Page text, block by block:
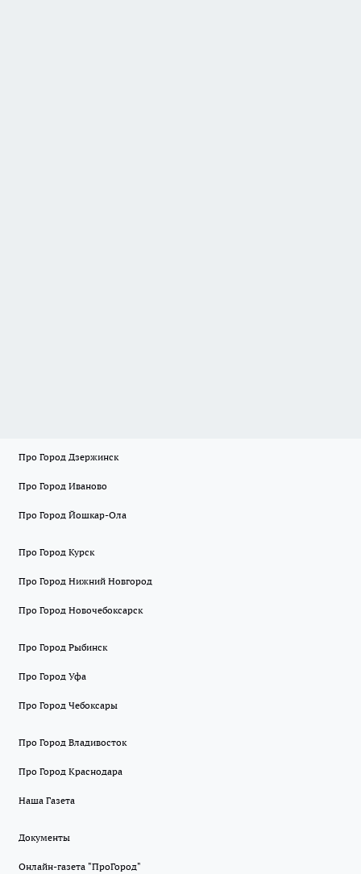
Про Город Дзержинск
Про Город Иваново
Про Город Йошкар-Ола
Про Город Курск
Про Город Нижний Новгород
Про Город Новочебоксарск
Про Город Рыбинск
Про Город Уфа
Про Город Чебоксары
Про Город Владивосток
Про Город Краснодара
Наша Газета
Документы
Онлайн-газета "ПроГород"